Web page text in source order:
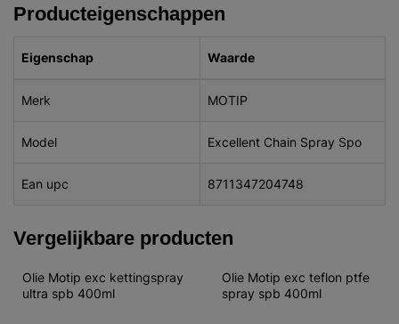
Producteigenschappen
Eigenschap Waarde
Merk MOTIP
Model Excellent Chain Spray Spo
Ean upc 8711347204748
Vergelijkbare producten
Olie Motip exc kettingspray
ultra spb 400ml
Olie Motip exc teflon ptfe
spray spb 400ml